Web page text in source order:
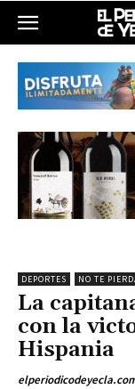
DEPORTES NO TE
La
con la
Hispania